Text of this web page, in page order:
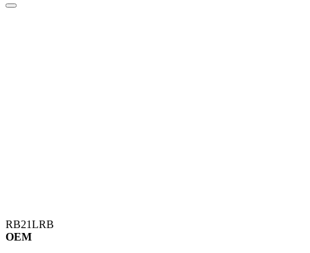
RB21LRB
OEM